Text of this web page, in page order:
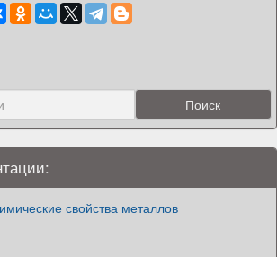
свойства металлов